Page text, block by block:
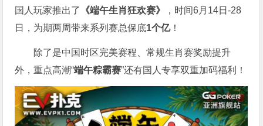
国人玩家推出了
《端午生肖狂欢赛》
，时间6月14日-28
日，为期两周带来系列赛总保底1个亿！
除了是中国时区完美赛程、常规生肖赛奖励提升
外，重点高潮“端午粽霸赛”还有国人专享双重加码福利！